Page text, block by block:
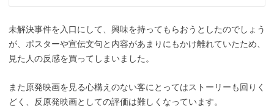
未解決事件を入口にして、興味を持ってもらおうとしたのでしょう
が、ポスターや宣伝文句と内容があまりにもかけ離れていたため、
見た人の反感を買ってしまいました。
また原発映画を見る心構えのない客にとってはストーリーも回りく
どく、反原発映画としての評価は難しくなっています。